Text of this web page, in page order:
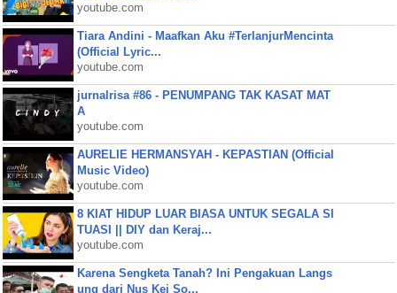
youtube.com
Tiara Andini - Maafkan Aku #TerlanjurMencinta
(Official Lyric...
youtube.com
jurnalrisa #86 - PENUMPANG TAK KASAT MAT
A
youtube.com
AURELIE HERMANSYAH - KEPASTIAN (Official
Music Video)
youtube.com
8 KIAT HIDUP LUAR BIASA UNTUK SEGALA SI
TUASI || DIY dan Keraj...
youtube.com
Karena Sengketa Tanah? Ini Pengakuan Langs
ung dari Nus Kei So...